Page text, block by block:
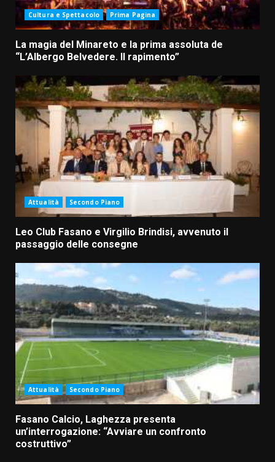
Cultura e Spettacolo Prima Pagina
La magia del Minareto e la prima assoluta de
“L’Albergo Belvedere. Il rapimento”
Attualità Secondo Piano
Leo Club Fasano e Virgilio Brindisi, avvenuto il
passaggio delle consegne
Attualità Secondo Piano
Fasano Calcio, Laghezza presenta
un’interrogazione: “Avviare un confronto
costruttivo”